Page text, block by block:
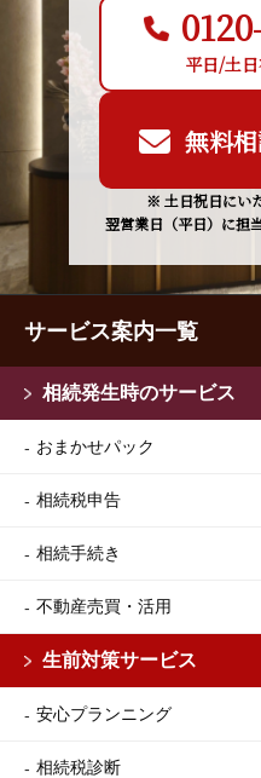
平日/土
無料
※ 土日祝日にい
翌営業日（平日）に担
サービス案内一覧
相続発生時のサービス
おまかせパック
相続税申告
相続手続き
不動産売買・活用
生前対策サービス
安心プランニング
相続税診断